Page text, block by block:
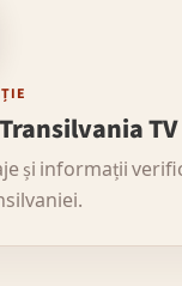
TV
și informații